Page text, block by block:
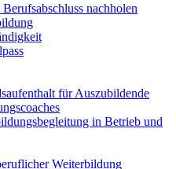
nachholen
für Auszubildende
in Betrieb und
Weiterbildung